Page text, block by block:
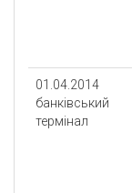
01.04.2014
банківський
термінал